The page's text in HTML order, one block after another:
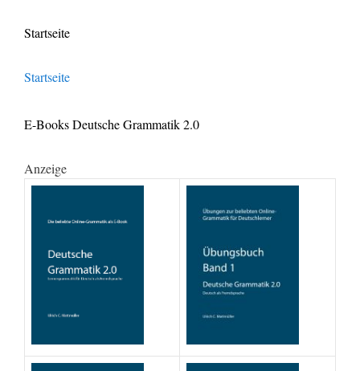
Startseite
Startseite
E-Books Deutsche Grammatik 2.0
Anzeige